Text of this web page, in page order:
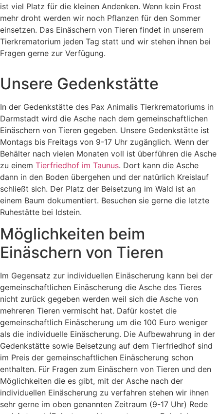
ist viel Platz für die kleinen Andenken. Wenn kein Frost
mehr droht werden wir noch Pflanzen für den Sommer
einsetzen. Das Einäschern von Tieren findet in unserem
Tierkrematorium jeden Tag statt und wir stehen ihnen bei
Fragen gerne zur Verfügung.
Unsere Gedenkstätte
In der Gedenkstätte des Pax Animalis Tierkrematoriums in
Darmstadt wird die Asche nach dem gemeinschaftlichen
Einäschern von Tieren gegeben. Unsere Gedenkstätte ist
Montags bis Freitags von 9-17 Uhr zugänglich. Wenn der
Behälter nach vielen Monaten voll ist überführen die Asche
zu einem Tierfriedhof im Taunus. Dort kann die Asche
dann in den Boden übergehen und der natürlich Kreislauf
schließt sich. Der Platz der Beisetzung im Wald ist an
einem Baum dokumentiert. Besuchen sie gerne die letzte
Ruhestätte bei Idstein.
Möglichkeiten beim
Einäschern von Tieren
Im Gegensatz zur individuellen Einäscherung kann bei der
gemeinschaftlichen Einäscherung die Asche des Tieres
nicht zurück gegeben werden weil sich die Asche von
mehreren Tieren vermischt hat. Dafür kostet die
gemeinschaftlich Einäscherung um die 100 Euro weniger
als die individuelle Einäscherung. Die Aufbewahrung in der
Gedenkstätte sowie Beisetzung auf dem Tierfriedhof sind
im Preis der gemeinschaftlichen Einäscherung schon
enthalten. Für Fragen zum Einäschern von Tieren und den
Möglichkeiten die es gibt, mit der Asche nach der
individuellen Einäscherung zu verfahren stehen wir ihnen
sehr gerne im oben genannten Zeitraum (9-17 Uhr) Rede